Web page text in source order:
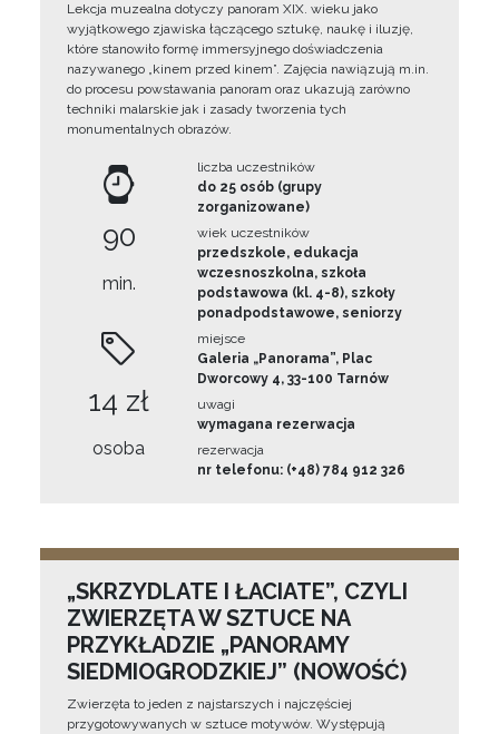
Lekcja muzealna dotyczy panoram XIX. wieku jako
wyjątkowego zjawiska łączącego sztukę, naukę i iluzję,
które stanowiło formę immersyjnego doświadczenia
nazywanego „kinem przed kinem”. Zajęcia nawiązują m.in.
do procesu powstawania panoram oraz ukazują zarówno
techniki malarskie jak i zasady tworzenia tych
monumentalnych obrazów.
90
min.
14 zł
osoba
liczba uczestników
do 25 osób (grupy
zorganizowane)
wiek uczestników
przedszkole, edukacja
wczesnoszkolna, szkoła
podstawowa (kl. 4-8), szkoły
ponadpodstawowe, seniorzy
miejsce
Galeria „Panorama”, Plac
Dworcowy 4, 33-100 Tarnów
uwagi
wymagana rezerwacja
rezerwacja
nr telefonu: (+48) 784 912 326
„SKRZYDLATE I ŁACIATE”, CZYLI
ZWIERZĘTA W SZTUCE NA
PRZYKŁADZIE „PANORAMY
SIEDMIOGRODZKIEJ” (NOWOŚĆ)
Zwierzęta to jeden z najstarszych i najczęściej
przygotowywanych w sztuce motywów. Występują